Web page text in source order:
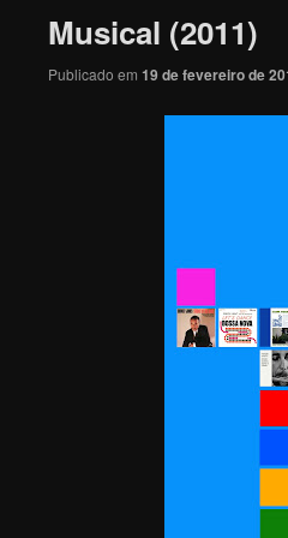
Musical (2011)
Publicado em 19 de fevereiro de